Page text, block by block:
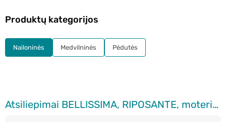
Atsiliepimai BELLISSIMA, RIPOSANTE, moteriškos puskojinės, 40 DEN, MIELE, 1 pora
Produktų kategorijos
Nailoninės Medvilninės Pėdutės